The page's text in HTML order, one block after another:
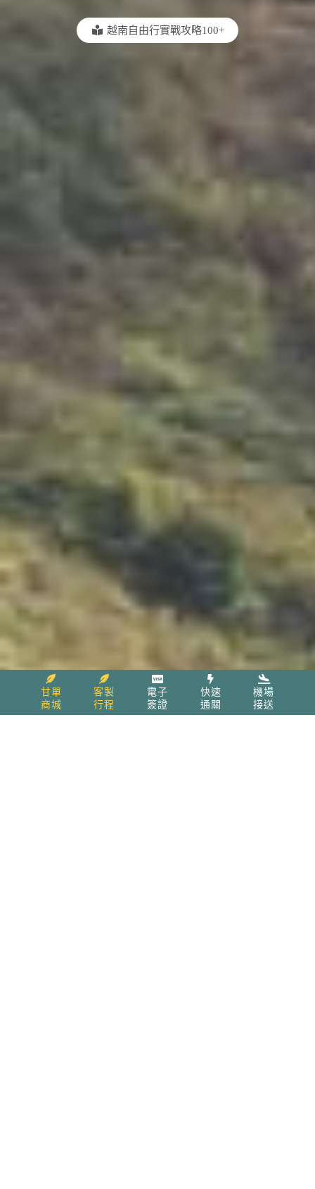
甘單
商城
客製
行程
電子
簽證
快速
通關
機場
接送
越南自由行實戰攻略100+